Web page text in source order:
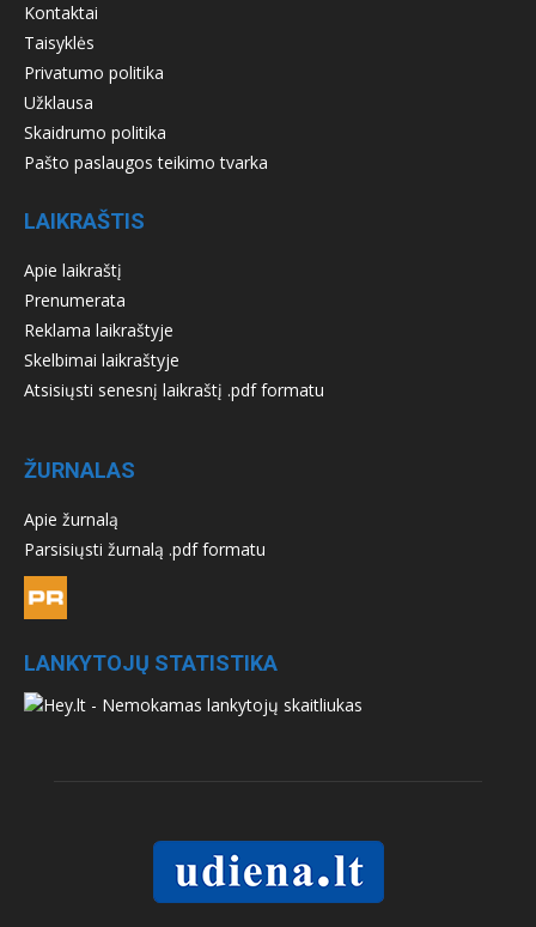
Kontaktai
Taisyklės
Privatumo politika
Užklausa
Skaidrumo politika
Pašto paslaugos teikimo tvarka
LAIKRAŠTIS
Apie laikraštį
Prenumerata
Reklama laikraštyje
Skelbimai laikraštyje
Atsisiųsti senesnį laikraštį .pdf formatu
ŽURNALAS
Apie žurnalą
Parsisiųsti žurnalą .pdf formatu
LANKYTOJŲ STATISTIKA